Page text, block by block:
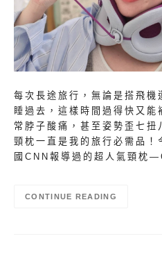
每次長途旅行，無論是搭飛機
睡過去，這樣時間過得快又能
常脖子酸痛，甚至姿勢歪七扭
頸枕一直是我的旅行必需品！
國CNN報導過的超人氣頸枕
CONTINUE READING